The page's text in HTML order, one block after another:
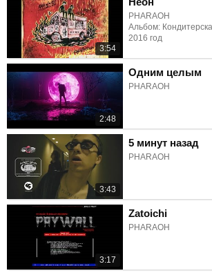
3:54
PHARAOH
Альбом:
2016 год
2:48
Одним целым
PHARAOH
3:43
5 минут назад
PHARAOH
3:17
Zatoichi
PHARAOH